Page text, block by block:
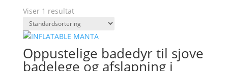
Viser 1 resultat
Oppustelige badedyr til sjove
badelege og afslapning i